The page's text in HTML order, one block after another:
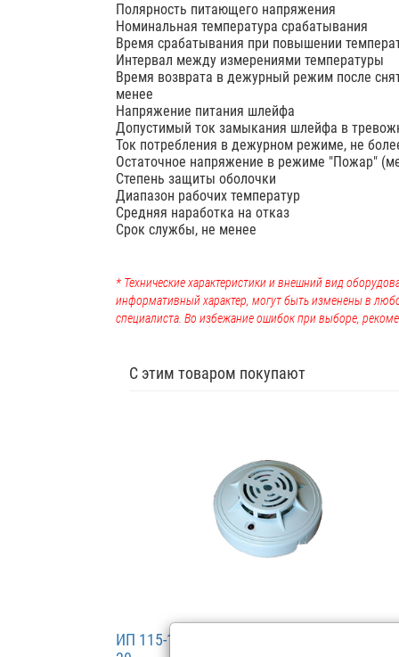
Полярность питающего напряжения
Номинальная температура срабатывания
Время срабатывания при повышении
Интервал между измерениями температуры
Время возврата в дежурный режим после
менее
Напряжение питания шлейфа
Допустимый ток замыкания шлейфа в
Ток потребления в дежурном режиме, не
Остаточное напряжение в режиме "Пожар"
Cтепень защиты оболочки
Диапазон рабочих температур
Средняя наработка на отказ
Срок службы, не менее
* Технические характеристики и внешний вид
информативный характер, могут быть изменены в
специалиста. Во избежание ошибок при выборе,
С этим товаром покупают
ИП 115-1-А1R1 «Макс» ПАШК.425214.001